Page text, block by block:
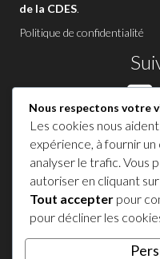
de la CDES.
Politique de confidentialité
1
Partagez
Nous respectons votre
Les cookies nous
expérience, à fournir
analyser le trafic. Vous
autoriser en cliquant sur
Tout accepter pour
pour décliner les